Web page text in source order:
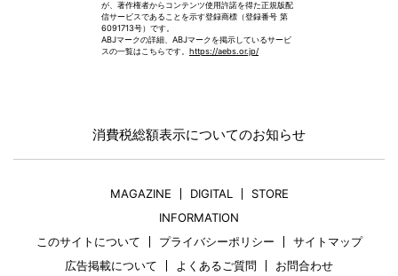
が、著作権者からコンテンツ使用許諾を得た正規版配
信サービスであることを示す登録商標（登録番号 第
6091713号）です。
ABJマークの詳細、ABJマークを掲示しているサービ
スの一覧はこちらです。 https://aebs.or.jp/
消費税総額表示についてのお知らせ
MAGAZINE DIGITAL
STORE
INFORMATION
このサイトについて
プライバシーポリシー
サイトマップ
広告掲載について
よくあるご質問 お問合わせ